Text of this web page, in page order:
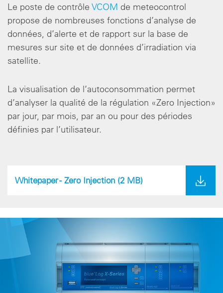
Le poste de contrôle VCOM de meteocontrol
propose de nombreuses fonctions d’analyse de
données, d’alerte et de rapport sur la base de
mesures sur site et de données d’irradiation via
satellite.
La visualisation de l’autoconsommation permet
d’analyser la qualité de la régulation «Zero Injection»
par jour, par mois, par an ou pour des périodes
définies par l’utilisateur.
Whitepaper - Zero Injection (2 MB)